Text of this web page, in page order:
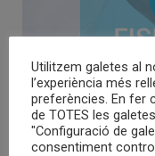
Utilitzem galetes al
l’experiència més
preferències. En fer
de TOTES les
"Configuració de
consentiment